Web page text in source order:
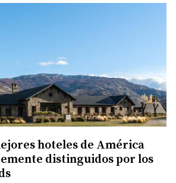
hoteles de América
distinguidos por los